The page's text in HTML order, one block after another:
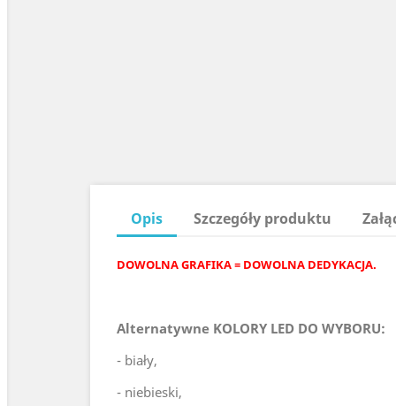
Opis Szczegóły produktu
DOWOLNA GRAFIKA = DOWOLNA DEDYKACJA.
Alternatywne KOLORY LED DO WYBORU:
- biały,
- niebieski,